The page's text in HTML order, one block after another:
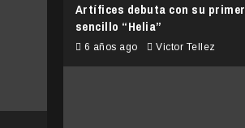
Artífices debuta con su primer
sencillo “Helia”
6 años ago Victor Tellez